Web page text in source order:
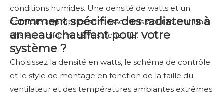
conditions humides. Une densité de watts et un
contrôle appropriés sont essentiels pour fournir une
chaleur uniforme sans surchauffe.
Comment spécifier des radiateurs à
anneau chauffant pour votre
système ?
Choisissez la densité en watts, le schéma de contrôle
et le style de montage en fonction de la taille du
ventilateur et des températures ambiantes extrêmes.